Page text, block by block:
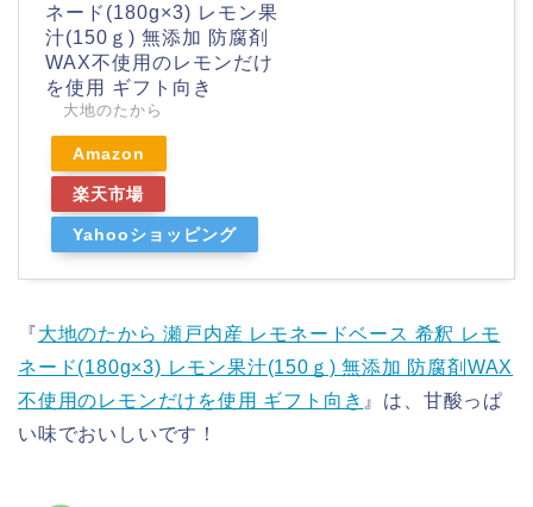
ネード(180g×3) レモン果
汁(150ｇ) 無添加 防腐剤
WAX不使用のレモンだけ
を使用 ギフト向き
大地のたから
Amazon
楽天市場
Yahooショッピング
『大地のたから 瀬戸内産 レモネードベース 希釈 レモ
ネード(180g×3) レモン果汁(150ｇ) 無添加 防腐剤WAX
不使用のレモンだけを使用 ギフト向き 』は、甘酸っぱ
い味でおいしいです！